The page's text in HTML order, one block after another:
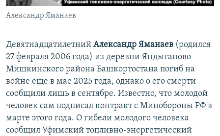
Александр Яманаев
Девятнадцатилетний Александр Яманаев (родился
27 февраля 2006 года) из деревни Яндыганово
Мишкинского района Башкортостана погиб на
войне еще в мае 2025 года, однако о его смерти
сообщили лишь в сентябре. Известно, что молодой
человек сам подписал контракт с Минобороны РФ в
марте этого года. О гибели молодого человека
сообщил Уфимский топливно-энергетический